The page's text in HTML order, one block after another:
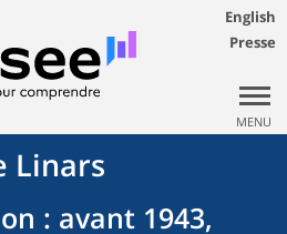
English
Presse
MENU
Linars
: avant 1943,